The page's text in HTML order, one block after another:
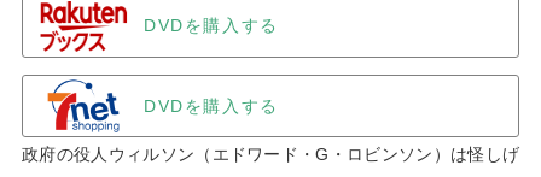
DVDを購入する
DVDを購入する
政府の役人ウィルソン（エドワード・G・ロビンソン）は怪しげ